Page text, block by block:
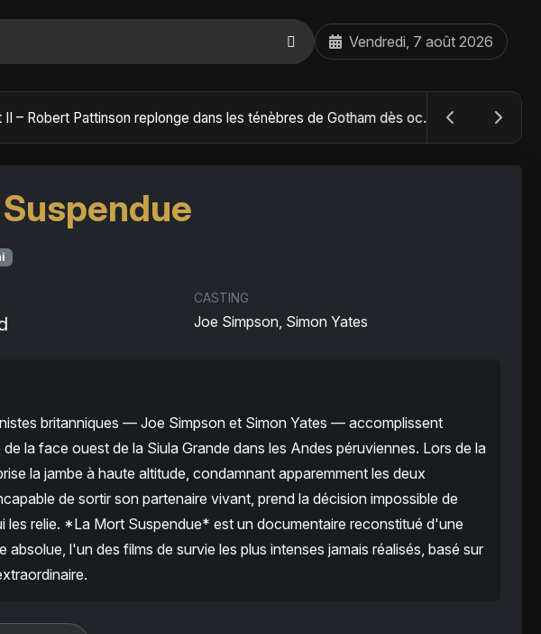
Vendredi, 7 août 2026
The Batman : Part II – Robert Pattinson replonge dans les ténèbres de Gotham dès octobre 2027
CASTING
Joe Simpson, Simon Yates
britanniques — Joe Simpson et Simon Yates — accomplissent
la face ouest de la Siula Grande dans les Andes péruviennes. Lors de la
la jambe à haute altitude, condamnant apparemment les deux
de sortir son partenaire vivant, prend la décision impossible de
les relie. *La Mort Suspendue* est un documentaire reconstitué d'une
absolue, l'un des films de survie les plus intenses jamais réalisés, basé sur